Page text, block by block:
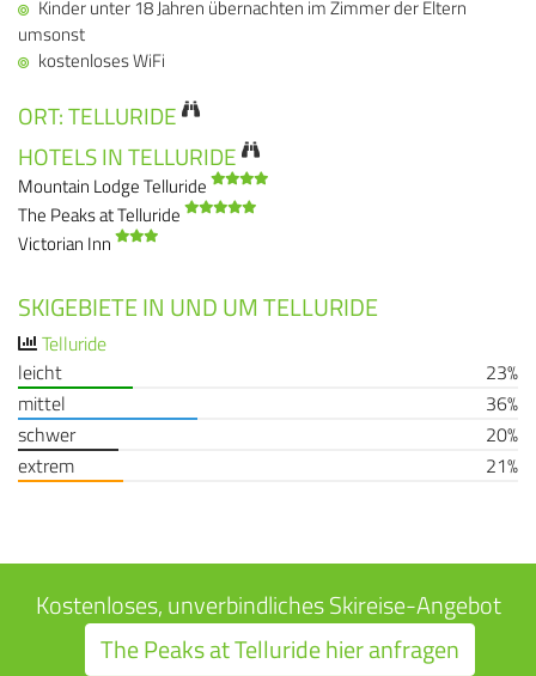
Kinder unter 18 Jahren übernachten im Zimmer der Eltern
umsonst
kostenloses WiFi
ORT: TELLURIDE
HOTELS IN TELLURIDE
Mountain Lodge Telluride
The Peaks at Telluride
Victorian Inn
SKIGEBIETE IN UND UM TELLURIDE
Telluride
leicht
23%
mittel
36%
schwer
20%
extrem
21%
Kostenloses, unverbindliches Skireise-Angebot
The Peaks at Telluride hier anfragen